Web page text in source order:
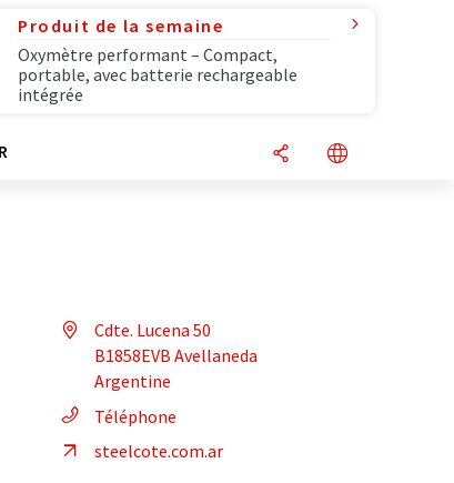
Produit de la semaine
Oxymètre performant – Compact,
portable, avec batterie rechargeable
intégrée
Cdte. Lucena 50
B1858EVB Avellaneda
Argentine
Téléphone
steelcote.com.ar